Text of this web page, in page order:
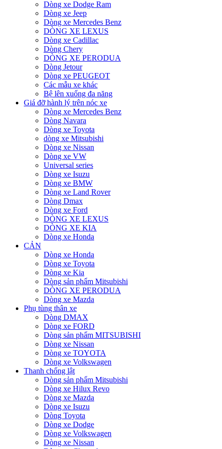
Dòng xe Dodge Ram
Dòng xe Jeep
Dòng xe Mercedes Benz
DÒNG XE LEXUS
Dòng xe Cadillac
Dòng Chery
DÒNG XE PERODUA
Dòng Jetour
Dòng xe PEUGEOT
Các mẫu xe khác
Bệ lên xuống đa năng
Giá đỡ hành lý trên nóc xe
Dòng xe Mercedes Benz
Dòng Navara
Dòng xe Toyota
dòng xe Mitsubishi
Dòng xe Nissan
Dòng xe VW
Universal series
Dòng xe Isuzu
Dòng xe BMW
Dòng xe Land Rover
Dòng Dmax
Dòng xe Ford
DÒNG XE LEXUS
DÒNG XE KIA
Dòng xe Honda
CẢN
Dòng xe Honda
Dòng xe Toyota
Dòng xe Kia
Dòng sản phẩm Mitsubishi
DÒNG XE PERODUA
Dòng xe Mazda
Phụ tùng thân xe
Dòng DMAX
Dòng xe FORD
Dòng sản phẩm MITSUBISHI
Dòng xe Nissan
Dòng xe TOYOTA
Dòng xe Volkswagen
Thanh chống lật
Dòng sản phẩm Mitsubishi
Dòng xe Hilux Revo
Dòng xe Mazda
Dòng xe Isuzu
Dòng Toyota
Dòng xe Dodge
Dòng xe Volkswagen
Dòng xe Nissan